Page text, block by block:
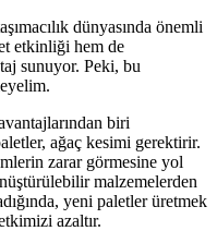
dünyasında önemli
etkinliği hem de
sunuyor. Peki, bu
biri
ağaç kesimi gerektirir.
zarar görmesine yol
malzemelerden
yeni paletler üretmek
azaltır.